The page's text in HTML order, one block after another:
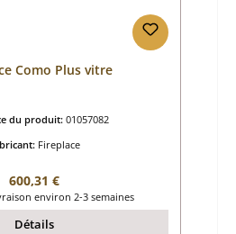
Como Plus vitre
du produit: 01057082
Fireplace
Prix régulier :
600,31 €
environ 2-3 semaines
Détails